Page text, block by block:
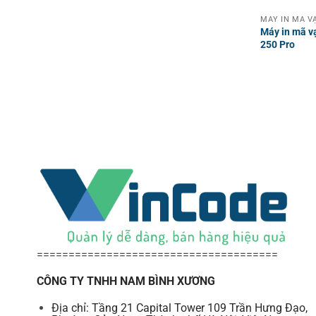
Máy in mã
250 Pro
======================================
CÔNG TY TNHH NAM BÌNH XƯƠNG
Địa chỉ: Tầng 21 Capital Tower 109 Trần Hưng Đạo,